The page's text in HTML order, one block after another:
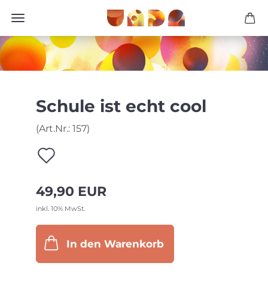
Schule ist echt cool
(Art.Nr.: 157)
Merkzettel
49,90 EUR
inkl. 10% MwSt.
In den Warenkorb